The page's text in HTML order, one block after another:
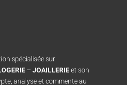
spécialisée sur
– JOAILLERIEet son
analyse et commente au